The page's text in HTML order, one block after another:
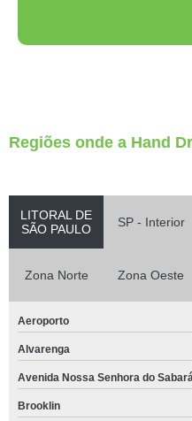
Regiões onde a Hand
LITORAL DE
SÃO PAULO
SP - Interior
Zona Norte Zona Oeste
Aeroporto
Alvarenga
Avenida Nossa Senhora do
Brooklin